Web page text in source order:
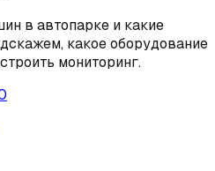
в автопарке и какие
какое оборудование
мониторинг.